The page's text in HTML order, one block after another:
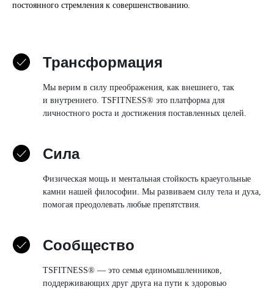
постоянного стремления к совершенствованию.
Трансформация
Мы верим в силу преображения, как внешнего, так
и внутреннего. TSFITNESS® это платформа для
личностного роста и достижения поставленных целей.
Сила
Физическая мощь и ментальная стойкость краеугольные
камни нашей философии. Мы развиваем силу тела и духа,
помогая преодолевать любые препятствия.
Сообщество
TSFITNEЅЅ® — это семья единомышленников,
поддерживающих друг друга на пути к здоровью